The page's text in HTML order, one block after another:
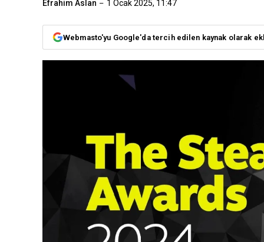
Efrahim Aslan 1 Ocak 2025, 11:47
Webmasto'yu Google'da tercih edilen kaynak olarak